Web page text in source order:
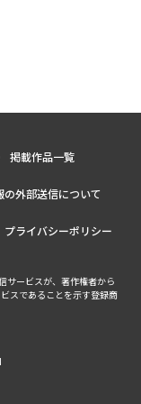
掲載作品一覧
の外部送信について
プライバシーポリシー
サービスが、著作権者から
スであることを示す登録商